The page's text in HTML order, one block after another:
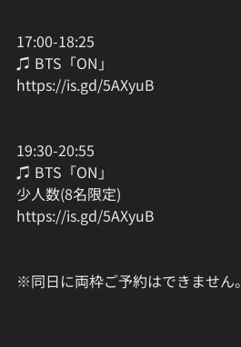
17:00-18:25
♫ BTS「ON」
https://is.gd/5AXyuB
19:30-20:55
♫ BTS「ON」
少人数(8名限定)
https://is.gd/5AXyuB
※同日に両枠ご予約はできません。